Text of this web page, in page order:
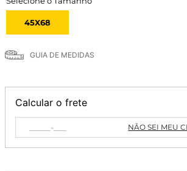
45X68
GUIA DE MEDIDAS
Calcular o frete
NÃO SEI MEU